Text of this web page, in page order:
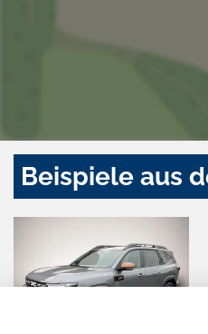
Beispiele aus